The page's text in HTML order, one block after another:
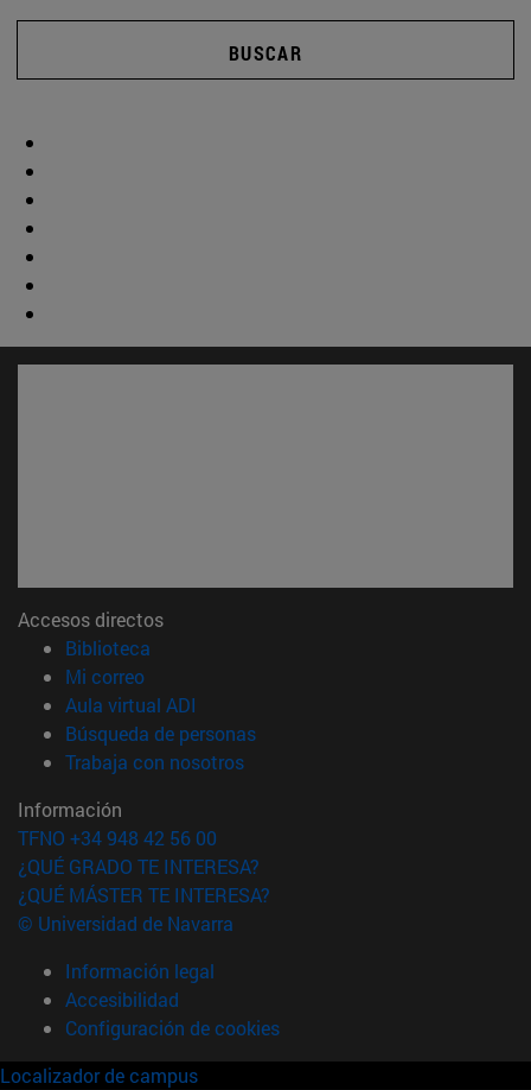
BUSCAR
Accesos directos
Biblioteca
Mi correo(abre en nueva ventana)
Aula virtual ADI
Búsqueda de personas(abre en nueva ventana)
Trabaja con nosotros(abre en nueva ventana)
Información
TFNO +34 948 42 56 00
¿QUÉ GRADO TE INTERESA?
¿QUÉ MÁSTER TE INTERESA?
© Universidad de Navarra
Información legal
Accesibilidad
Configuración de cookies
Localizador de campus